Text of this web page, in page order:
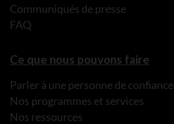
Communiqués de presse
FAQ
Ce que nous pouvons faire
Parler à une personne de confiance
Nos programmes et services
Nos ressources